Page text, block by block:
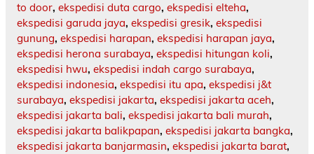
to door, ekspedisi duta cargo, ekspedisi elteha,
ekspedisi garuda jaya, ekspedisi gresik, ekspedisi
gunung, ekspedisi harapan, ekspedisi harapan jaya,
ekspedisi herona surabaya, ekspedisi hitungan koli,
ekspedisi hwu, ekspedisi indah cargo surabaya,
ekspedisi indonesia, ekspedisi itu apa, ekspedisi j&t
surabaya, ekspedisi jakarta, ekspedisi jakarta aceh,
ekspedisi jakarta bali, ekspedisi jakarta bali murah,
ekspedisi jakarta balikpapan, ekspedisi jakarta bangka,
ekspedisi jakarta banjarmasin, ekspedisi jakarta barat,